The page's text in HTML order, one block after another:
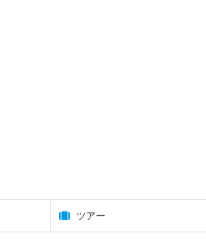
ツアー